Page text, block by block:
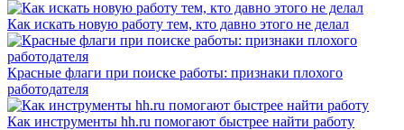
Как искать новую работу тем, кто давно этого не делал
Красные флаги при поиске работы: признаки плохого
работодателя
Как инструменты hh.ru помогают быстрее найти работу